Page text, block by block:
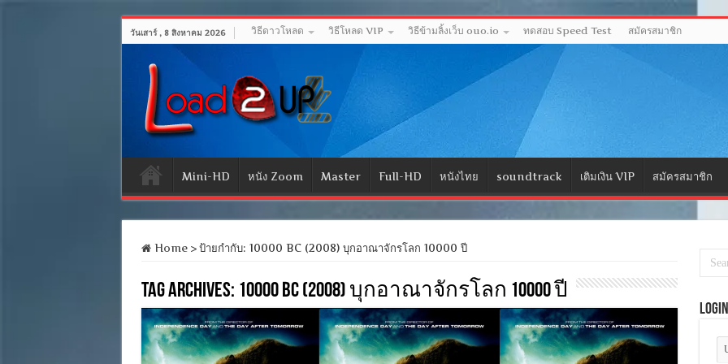
วันเสาร์ , 8 สิงหาคม 2026 วิธีดาวโหลด วิธีโหลด VIP วิธีข้ามลิ้งเว็บ ouo.io ทดสอบ Speed Test สมัครสมาชิก
Mini-HD หนัง Zoom Master Full-HD หนังไทย soundtrack เติมเงิน VIP สมัครสมาชิก
Home > ป้ายกำกับ: 10000 BC (2008) บุกอาณาจักรโลก 10000 ปี
Tag Archives: 10000 BC (2008) บุกอาณาจักรโลก 10000 ปี
Login